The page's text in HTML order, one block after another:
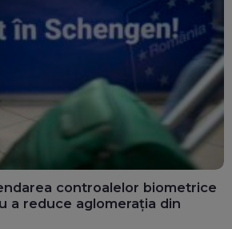
controalelor biometrice
a reduce aglomerația din